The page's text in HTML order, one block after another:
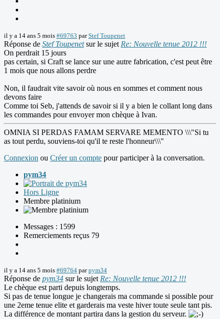
il y a 14 ans 5 mois #69763 parStef Toupenet
Réponse de Stef Toupenetsur le sujet Re: Nouvelle tenue 2012 !!!
On perdrait 15 jours
pas certain, si Craft se lance sur une autre fabrication, c'est peut être
1 mois que nous allons perdre
Non, il faudrait vite savoir où nous en sommes et comment nous
devons faire
Comme toi Seb, j'attends de savoir si il y a bien le collant long dans
les commandes pour envoyer mon chèque à Ivan.
OMNIA SI PERDAS FAMAM SERVARE MEMENTO \\\"Si tu
as tout perdu, souviens-toi qu'il te reste l'honneur\\\"
Connexion ou Créer un compte pour participer à la conversation.
pym34
Hors Ligne
Membre platinium
Messages : 1599
Remerciements reçus 79
il y a 14 ans 5 mois #69764 parpym34
Réponse de pym34 sur le sujet Re: Nouvelle tenue 2012 !!!
Le chèque est parti depuis longtemps.
Si pas de tenue longue je changerais ma commande si possible pour
une 2eme tenue elite et garderais ma veste hiver toute seule tant pis.
La différence de montant partira dans la gestion du serveur.